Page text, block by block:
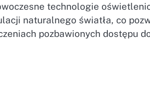
technologie
naturalnego światła, co
pozbawionych dostępu